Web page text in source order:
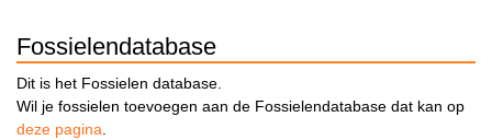
Fossielendatabase
Dit is het Fossielen database.
Wil je fossielen toevoegen aan de Fossielendatabase dat kan op
deze pagina.